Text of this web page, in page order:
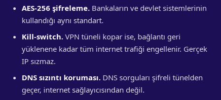
AES-256 şifreleme. Bankaların ve devlet sistemlerinin
kullandığı aynı standart.
Kill-switch. VPN tüneli kopar ise, bağlantı geri
yüklenene kadar tüm internet trafiği engellenir. Gerçek
IP sızmaz.
DNS sızıntı koruması. DNS sorguları şifreli tünelden
geçer, internet sağlayıcısından değil.